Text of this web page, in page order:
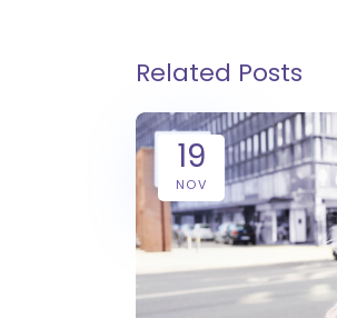
Related Posts
19
NOV